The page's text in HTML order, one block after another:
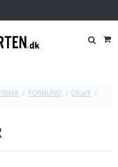
/ FORBUND / DKarF /